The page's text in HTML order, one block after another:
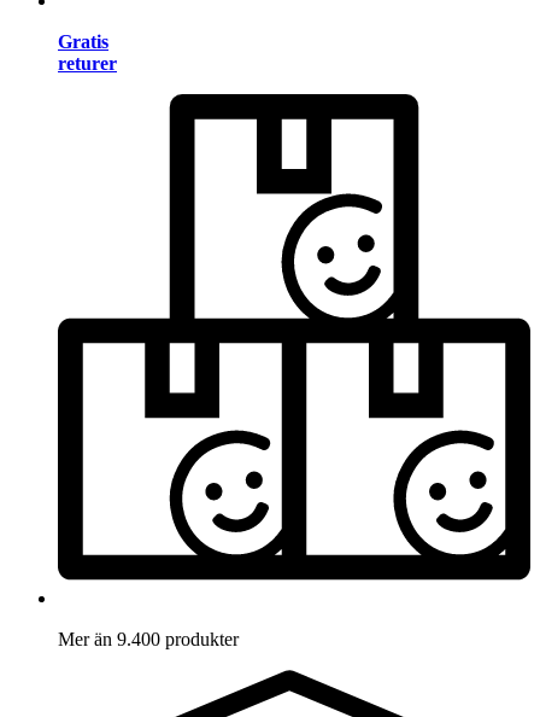
Gratis
returer
Mer än 9.400 produkter